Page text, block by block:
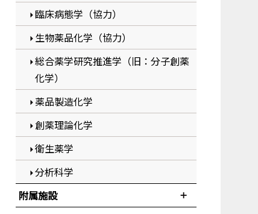
臨床病態学（協力）
生物薬品化学（協力）
総合薬学研究推進学（旧：分子創薬
化学）
薬品製造化学
創薬理論化学
衛生薬学
分析科学
附属施設